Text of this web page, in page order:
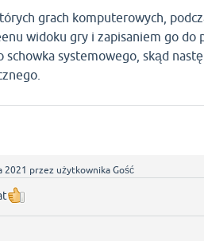
grach komputerowych,
widoku gry i zapisaniem go
schowka systemowego, skąd
2021 przez użytkownika Gość